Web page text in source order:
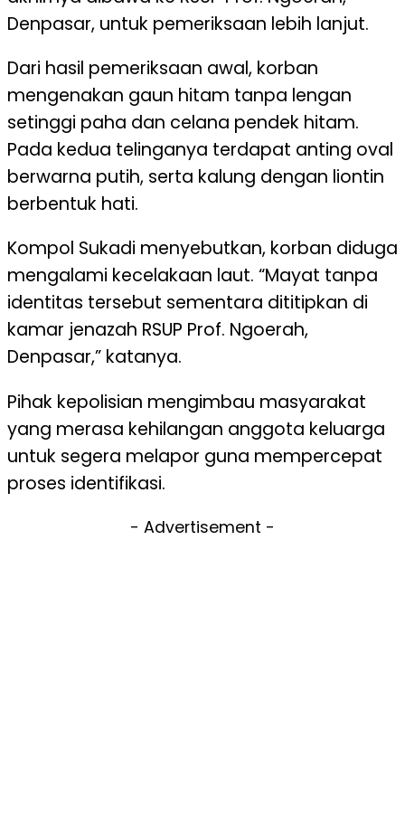
Denpasar, untuk pemeriksaan lebih lanjut.
Dari hasil pemeriksaan awal, korban
mengenakan gaun hitam tanpa lengan
setinggi paha dan celana pendek hitam.
Pada kedua telinganya terdapat anting oval
berwarna putih, serta kalung dengan liontin
berbentuk hati.
Kompol Sukadi menyebutkan, korban diduga
mengalami kecelakaan laut. “Mayat tanpa
identitas tersebut sementara dititipkan di
kamar jenazah RSUP Prof. Ngoerah,
Denpasar,” katanya.
Pihak kepolisian mengimbau masyarakat
yang merasa kehilangan anggota keluarga
untuk segera melapor guna mempercepat
proses identifikasi.
- Advertisement -